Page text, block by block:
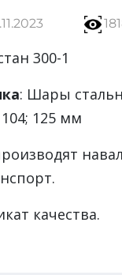
300-1
: Шары
125 мм
качества.